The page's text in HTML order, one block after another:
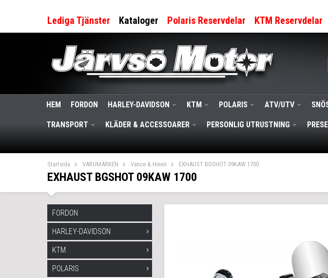
Lediga Tjänster Kataloger Polaris Reservdelar KTM Reservdelar
HEM FORDON HARLEY-DAVIDSON KTM POLARIS ATV/UTV
TRANSPORT KLÄDER & ACCESSOARER PERSONLIG UTRUSTNING
Startsida VARUMÄRKEN Vance & Hines EXHAUST BGSHOT 09KAW 1700
EXHAUST BGSHOT 09KAW 1700
FORDON
HARLEY-DAVIDSON
KTM
POLARIS